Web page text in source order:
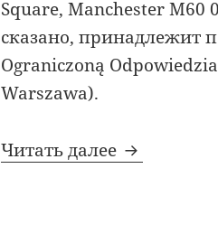
Square, Manchester M60
сказано, принадлежит
Ograniczoną
Warszawa).
Читать далее Bir Trade: